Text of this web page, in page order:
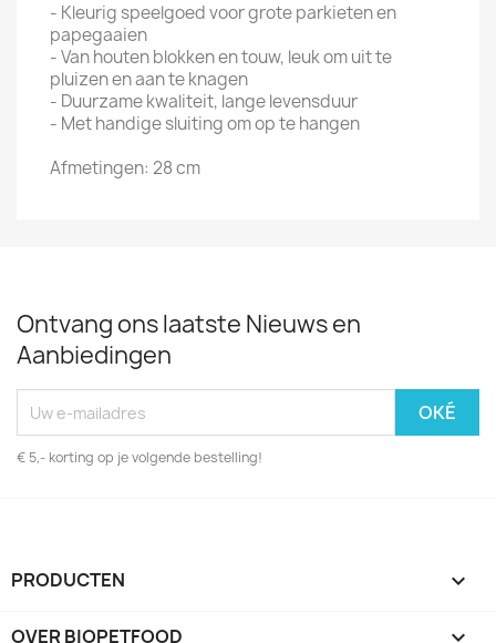
- Kleurig speelgoed voor grote parkieten en
papegaaien
- Van houten blokken en touw, leuk om uit te
pluizen en aan te knagen
- Duurzame kwaliteit, lange levensduur
- Met handige sluiting om op te hangen
Afmetingen: 28 cm
Ontvang ons laatste Nieuws en
Aanbiedingen
€ 5,- korting op je volgende bestelling!
PRODUCTEN 
OVER BIOPETFOOD 